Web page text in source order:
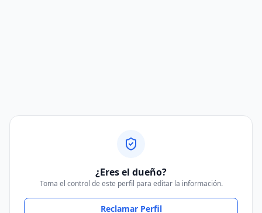
¿Eres el dueño?
Toma el control de este perfil para editar la información.
Reclamar Perfil